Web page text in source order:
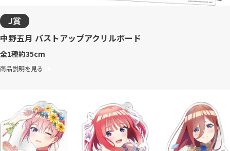
J賞
中野五月 バストアップアクリルボード
全1種約35cm
商品説明を見る